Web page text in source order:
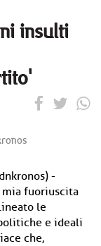
insulti
-
mia fuoriuscita
le
e ideali
che,